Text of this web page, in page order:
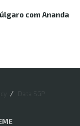
com Ananda